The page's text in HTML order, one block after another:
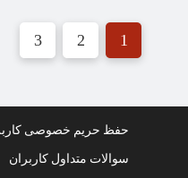
1
2
3
حفظ حریم خصوصی
سوالات متداول کاربران